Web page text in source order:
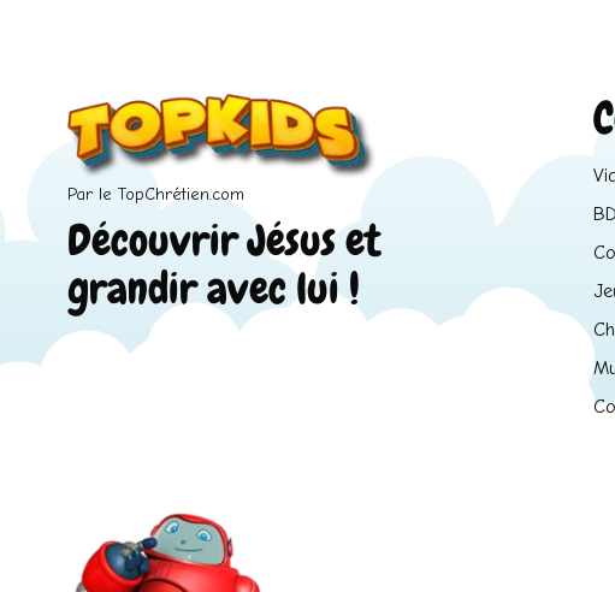
Par le TopChrétien.com
Découvrir Jésus et
grandir avec lui !